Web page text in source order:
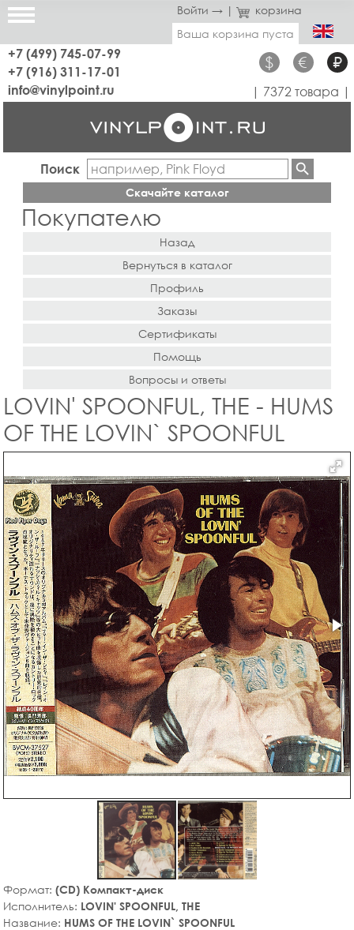
Войти → |
корзина
Ваша корзина пуста
+7 (499) 745-07-99
+7 (916) 311-17-01
$ € ₽
info@vinylpoint.ru | 7372 товара |
Поиск
Скачайте каталог
Покупателю
Назад
Вернуться в каталог
Профиль
Заказы
Сертификаты
Помощь
Вопросы и ответы
LOVIN' SPOONFUL, THE - HUMS
OF THE LOVIN` SPOONFUL
Формат: (CD) Компакт-диск
Исполнитель: LOVIN' SPOONFUL, THE
Название: HUMS OF THE LOVIN` SPOONFUL